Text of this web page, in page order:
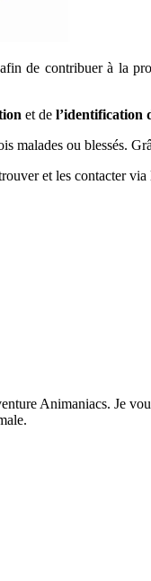
de contribuer à la
et de l’identification
malades ou blessés.
et les contacter
Animaniacs. Je